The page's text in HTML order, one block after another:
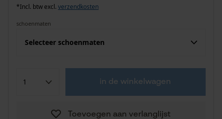
*Incl. btw excl. verzendkosten
schoenmaten
Selecteer schoenmaten
in de winkelwagen
Toevoegen aan verlanglijst